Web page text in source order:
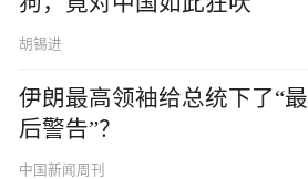
胡锡进
伊朗最高领袖给总统下了“最
后警告”？
中国新闻周刊